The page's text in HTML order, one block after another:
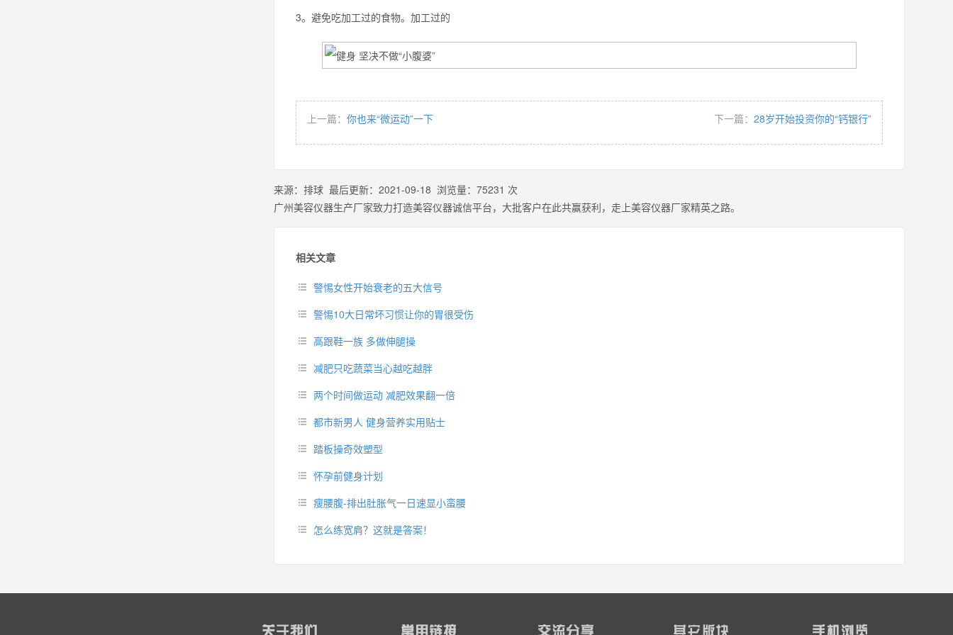
3。避免吃加工过的食物。加工过的
上一篇： 你也来“微运动”一下 下一篇： 28岁开始投资你的“钙银行”
来源： 排球 最后更新： 2021-09-18 浏览量： 75231 次
广州美容仪器生产厂家致力打造美容仪器诚信平台，大批客户在此共赢获利，走上美容仪器厂家精英之路。
相关文章
警惕女性开始衰老的五大信号
警惕10大日常坏习惯让你的胃很受伤
高跟鞋一族 多做伸腿操
减肥只吃蔬菜当心越吃越胖
两个时间做运动 减肥效果翻一倍
都市新男人 健身营养实用贴士
踏板操奇效塑型
怀孕前健身计划
瘦腰腹-排出肚胀气一日速显小蛮腰
怎么练宽肩？这就是答案！